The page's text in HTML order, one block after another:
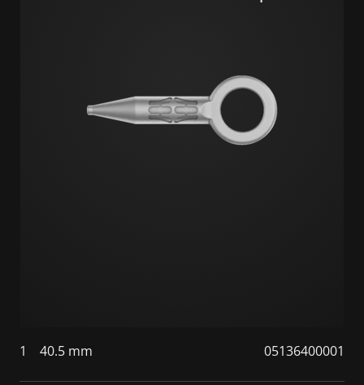
1 40.5 mm 05136400001